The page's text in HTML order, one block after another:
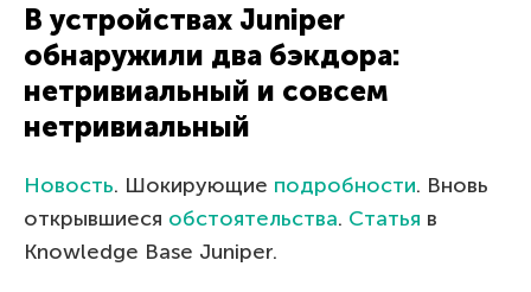
В устройствах Juniper
обнаружили два бэкдора:
нетривиальный и совсем
нетривиальный
Новость. Шокирующие подробности. Вновь
открывшиеся обстоятельства. Статья в
Knowledge Base Juniper.